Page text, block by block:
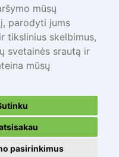
mūsų
parodyti jums
tikslinius skelbimus,
svetainės srautą ir
mūsų
pasirinkimus